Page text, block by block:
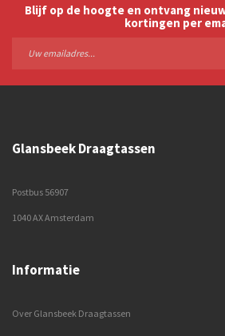
Blijf op de hoogte en ontvang
kortingen per
Glansbeek Draagtassen
Postbus 56907
1040 AX Amsterdam
Informatie
Over Glansbeek Draagtassen